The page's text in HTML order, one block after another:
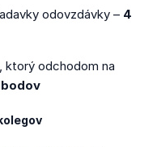
odovzdávky – 4
ktorý odchodom na